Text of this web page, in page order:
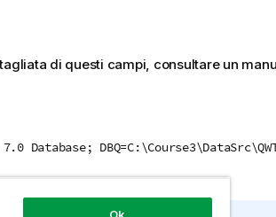
di questi campi, consultare un
Database;